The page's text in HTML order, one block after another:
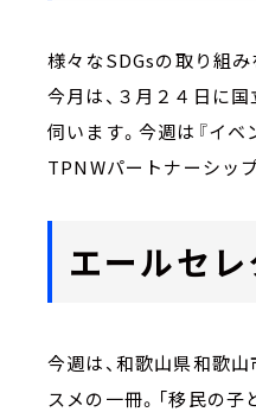
様々なSDGsの取り組み
今月は、３月２４日に
伺います。今週は『イ
TPNWパートナーシッ
エールセ
今週は、和歌山県和歌山
スメの一冊。「移民の子